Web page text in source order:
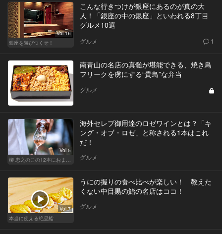
Vol.16
銀座を遊びつくせ！
こんな行きつけが銀座にあるのが真の大
人！「銀座の中の銀座」といわれる8丁目
グルメ10選
グルメ 1
南青山の名店の真髄が堪能できる、焼き鳥
フリークを虜にする“貴鳥”な弁当
グルメ
Vol.5
柳 忠之のこの12本におまかせ
海外セレブ御用達のロゼワインとは？「キ
ング・オブ・ロゼ」と称される1本はこれ
だ！
グルメ
Vol.7
本当に使える絶品鮨
うにの握りの食べ比べが楽しい！ 教えた
くない中目黒の鮨の名店はココ！
グルメ